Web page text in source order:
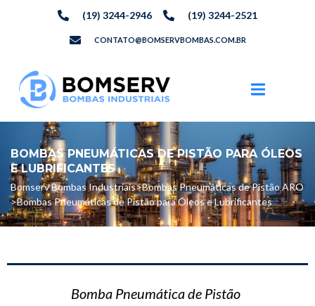
(19) 3244-2946 (19) 3244-2521
CONTATO@BOMSERVBOMBAS.COM.BR
BOMBAS PNEUMÁTICAS DE PISTÃO PARA ÓLEOS
E LUBRIFICANTES
Bomserv Bombas Industriais>Bombas Pneumáticas de Pistão ARO
>Bombas Pneumáticas de Pistão para Óleos e Lubrificantes
Bomba Pneumática de Pistão